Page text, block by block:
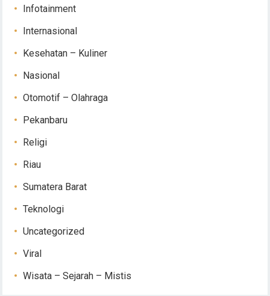
Infotainment
Internasional
Kesehatan – Kuliner
Nasional
Otomotif – Olahraga
Pekanbaru
Religi
Riau
Sumatera Barat
Teknologi
Uncategorized
Viral
Wisata – Sejarah – Mistis